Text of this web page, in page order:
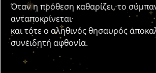
Όταν η πρόθεση καθαρίζει, το
ανταποκρίνεται·
και τότε ο αληθινός θησαυρός
συνειδητή αφθονία.